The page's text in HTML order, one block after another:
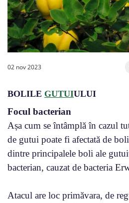
02 nov 2023
BOLILE GUTUIULUI
Focul bacterian
Așa cum se întâmplă în cazul
de gutui poate fi afectată de
dintre principalele boli ale
bacterian, cauzat de bacteria
Atacul are loc primăvara, de